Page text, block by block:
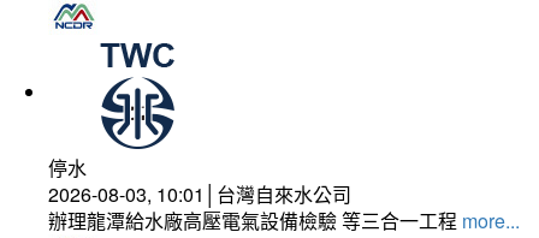
停水
2026-08-03, 10:01│台灣自來水公司
辦理龍潭給水廠高壓電氣設備檢驗 等三合一工程 more...